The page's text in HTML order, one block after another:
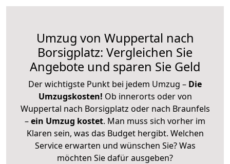
Umzug von Wuppertal nach
Borsigplatz: Vergleichen Sie
Angebote und sparen Sie Geld
Der wichtigste Punkt bei jedem Umzug – Die
Umzugskosten! Ob innerorts oder von
Wuppertal nach Borsigplatz oder nach Braunfels
–ein Umzug kostet. Man muss sich vorher im
Klaren sein, was das Budget hergibt. Welchen
Service erwarten und wünschen Sie? Was
möchten Sie dafür ausgeben?